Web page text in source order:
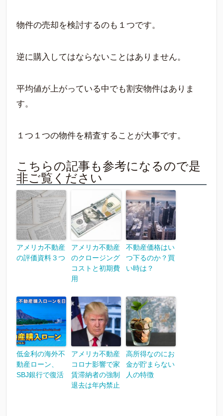
物件の売却を検討するのも１つです。
逆に購入してはならないことはありません。
平均値が上がっている中でも割安物件はありま
す。
１つ１つの物件を精査することが大事です。
こちらの記事も参考になるので是
非ご覧ください
アメリカ不動産
の評価資料３つ
アメリカ不動産
のクロージング
コストと初期費
用
不動産価格はい
つ下るのか？買
い時は？
低金利の海外不
動産ローン、
SBJ銀行で復活
アメリカ不動産
コロナ影響で家
賃滞納者の強制
退去は年内禁止
高所得なのにお
金が貯まらない
人の特徴